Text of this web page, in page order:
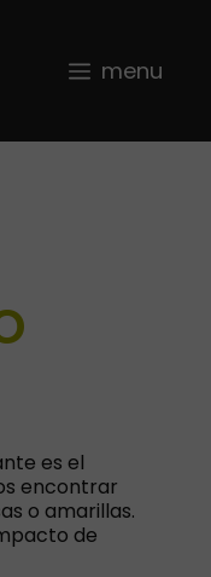
menu
es el
encontrar
o amarillas.
de